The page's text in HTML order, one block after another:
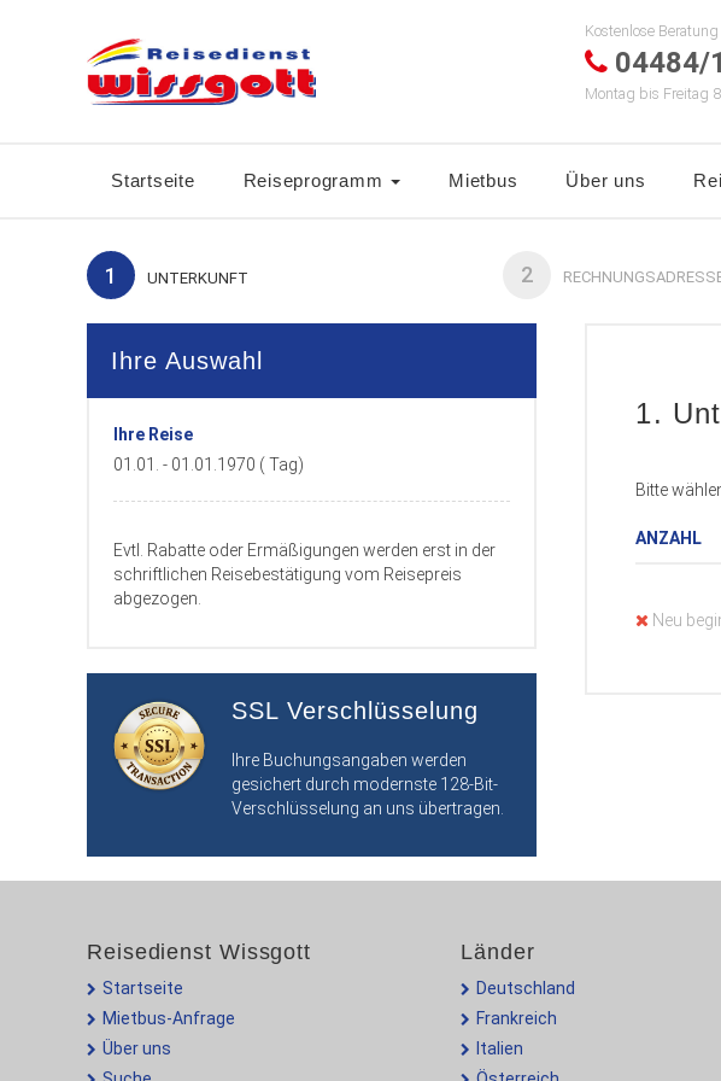
Kostenlose Beratung
04484/
Montag bis Freitag
Startseite Reiseprogramm Mietbus Über uns
1 UNTERKUNFT 2
1.
Bitte
ANZAHL
Neu
Ihre Auswahl
Ihre Reise
01.01. - 01.01.1970 ( Tag)
Evtl. Rabatte oder Ermäßigungen werden erst in der
schriftlichen Reisebestätigung vom Reisepreis
abgezogen.
SSL Verschlüsselung
Ihre Buchungsangaben werden
gesichert durch modernste 128-Bit-
Verschlüsselung an uns übertragen.
Reisedienst Wissgott
Startseite
Mietbus-Anfrage
Über uns
Länder
Deutschland
Frankreich
Italien